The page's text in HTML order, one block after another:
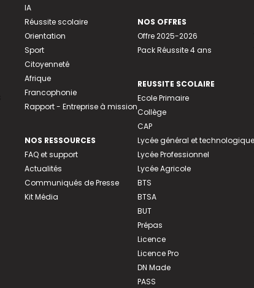
IA
Réussite scolaire
Orientation
Sport
Citoyenneté
Afrique
Francophonie
Rapport - Entreprise à mission
NOS RESSOURCES
FAQ et support
Actualités
Communiqués de Presse
Kit Média
NOS OFFRES
Offre 2025-2026
Pack Réussite 4 ans
REUSSITE SCOLAIRE
Ecole Primaire
Collège
CAP
Lycée général et technologique
Lycée Professionnel
Lycée Agricole
BTS
BTSA
BUT
Prépas
Licence
Licence Pro
DN Made
PASS